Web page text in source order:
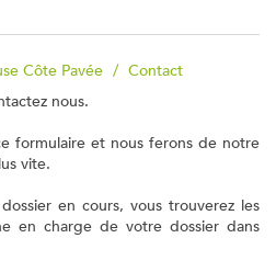
Côte Pavée
Contact
nous.
formulaire et nous ferons de notre
vite.
en cours, vous trouverez les
en charge de votre dossier dans